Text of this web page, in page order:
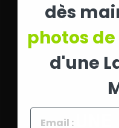
dès
photos
d'une